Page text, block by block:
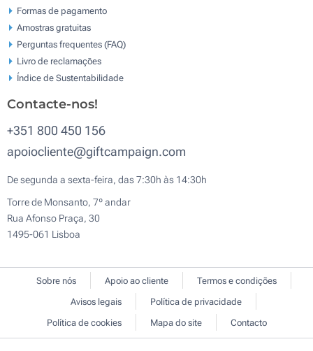
Formas de pagamento
Amostras gratuitas
Perguntas frequentes (FAQ)
Livro de reclamaçōes
Índice de Sustentabilidade
Contacte-nos!
+351 800 450 156
apoiocliente@giftcampaign.com
De segunda a sexta-feira, das 7:30h às 14:30h
Torre de Monsanto, 7º andar
Rua Afonso Praça, 30
1495-061 Lisboa
Sobre nós Apoio ao cliente
Termos e condições
Avisos legais
Política de privacidade
Política de cookies
Mapa do site Contacto